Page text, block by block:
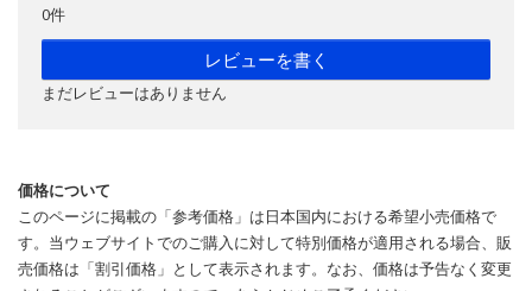
0件
レビューを書く
まだレビューはありません
価格について
このページに掲載の「参考価格」は日本国内における希望小売価格で
す。当ウェブサイトでのご購入に対して特別価格が適用される場合、販
売価格は「割引価格」として表示されます。なお、価格は予告なく変更